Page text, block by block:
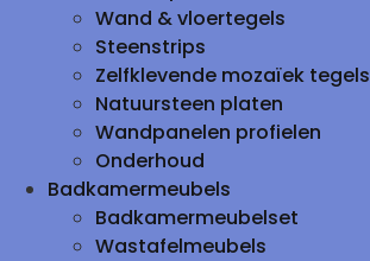
Wand & vloertegels
Steenstrips
Zelfklevende mozaïek tegels
Natuursteen platen
Wandpanelen profielen
Onderhoud
Badkamermeubels
Badkamermeubelset
Wastafelmeubels